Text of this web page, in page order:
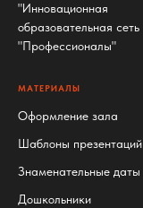
"Инновационная
образовательная сеть
"Профессионалы"
МАТЕРИАЛЫ
Оформление зала
Шаблоны презентаций
Знаменательные даты
Дошкольники